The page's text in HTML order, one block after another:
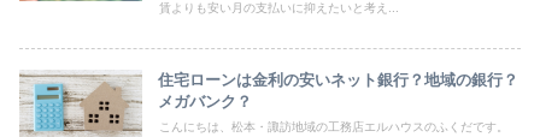
賃よりも安い月の支払いに抑えたいと考え...
住宅ローンは金利の安いネット銀行？地域の銀行？
メガバンク？
こんにちは、松本・諏訪地域の工務店エルハウスのふくだです。